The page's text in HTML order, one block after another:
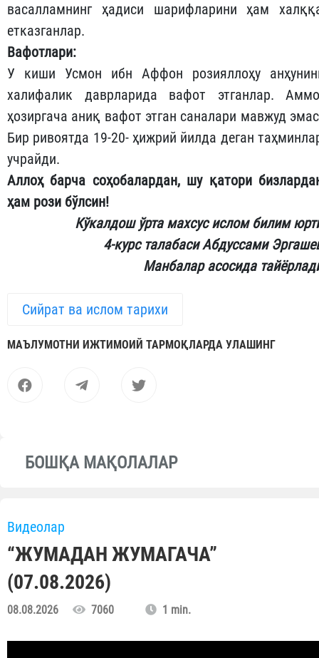
васалламнинг ҳадиси шарифларини ҳам
етказганлар.
Вафотлари:
У киши Усмон ибн Аффон розияллоҳу
халифалик даврларида вафот этганлар.
ҳозиргача аниқ вафот этган саналари мавжуд
Бир ривоятда 19-20- ҳижрий йилда деган
учрайди.
Аллоҳ барча соҳобалардан, шу қатори
ҳам рози бўлсин!
Кўкалдош ўрта махсус ислом билим
4-курс талабаси Абдуссами
Манбалар асосида
Сийрат ва ислом тарихи
МАЪЛУМОТНИ ИЖТИМОИЙ ТАРМОҚЛАРДА УЛАШИНГ
БОШҚА МАҚОЛАЛАР
Видеолар
“ЖУМАДАН ЖУМАГАЧА”
(07.08.2026)
08.08.2026 7060 1 min.